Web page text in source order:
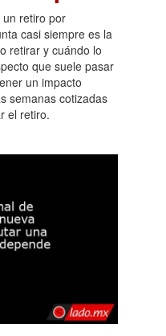
retiro por
casi siempre es la
retirar y cuándo lo
que suele pasar
un impacto
semanas cotizadas
el retiro.